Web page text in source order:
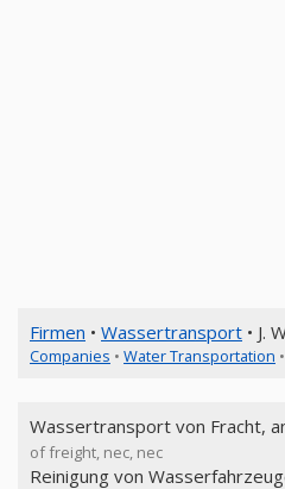
Firmen • Wassertransport • J.
Companies • Water Transportation
Wassertransport von Fracht,
of freight, nec, nec
Reinigung von